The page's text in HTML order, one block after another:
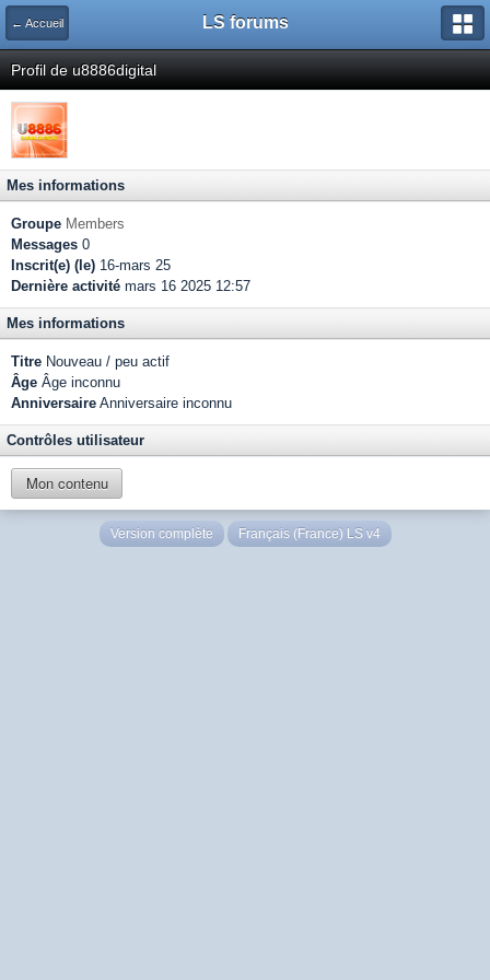
← Accueil LS forums
Profil de u8886digital
Mes informations
Groupe Members
Messages 0
Inscrit(e) (le) 16-mars 25
Dernière activité mars 16 2025 12:57
Mes informations
Titre Nouveau / peu actif
Âge Âge inconnu
Anniversaire Anniversaire inconnu
Contrôles utilisateur
Mon contenu
Version complète Français (France) LS v4